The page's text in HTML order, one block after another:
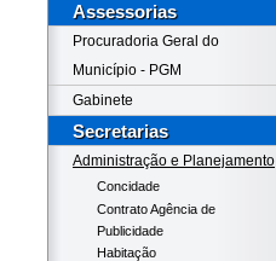
Assessorias
Procuradoria Geral do
Município - PGM
Gabinete
Secretarias
Administração e Planejamento
Concidade
Contrato Agência de
Publicidade
Habitação